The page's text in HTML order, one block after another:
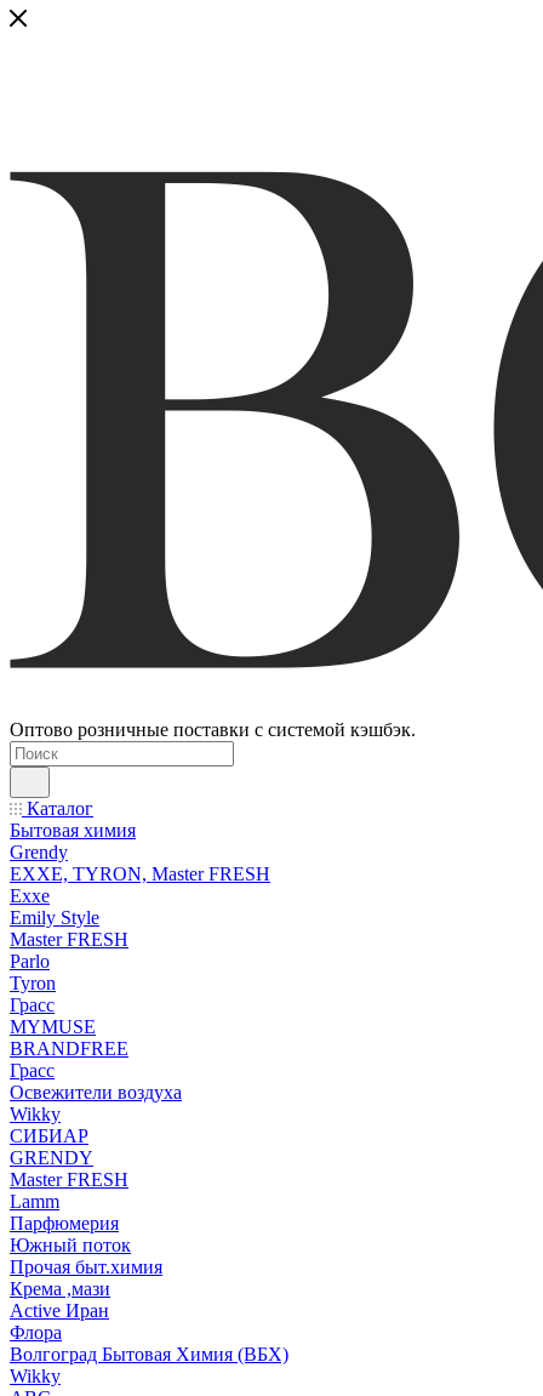
Оптово розничные поставки с системой кэшбэк.
Каталог
Бытовая химия
Grendy
EXXE, TYRON, Master FRESH
Exxe
Emily Style
Master FRESH
Parlo
Tyron
Грасс
MYMUSE
BRANDFREE
Грасс
Освежители воздуха
Wikky
СИБИАР
GRENDY
Master FRESH
Lamm
Парфюмерия
Южный поток
Прочая быт.химия
Крема ,мази
Аctive Иран
Флора
Волгоград Бытовая Химия (ВБХ)
Wikky